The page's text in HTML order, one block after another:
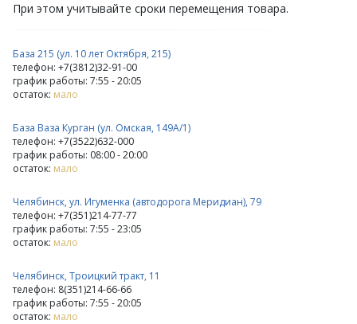
При этом учитывайте сроки перемещения товара.
База 215 (ул. 10 лет Октября, 215)
телефон: +7(3812)32-91-00
график работы: 7:55 - 20:05
остаток: мало
База Ваза Курган (ул. Омская, 149А/1)
телефон: +7(3522)632-000
график работы: 08:00 - 20:00
остаток: мало
Челябинск, ул. Игуменка (автодорога Меридиан), 79
телефон: +7(351)214-77-77
график работы: 7:55 - 23:05
остаток: мало
Челябинск, Троицкий тракт, 11
телефон: 8(351)214-66-66
график работы: 7:55 - 20:05
остаток: мало